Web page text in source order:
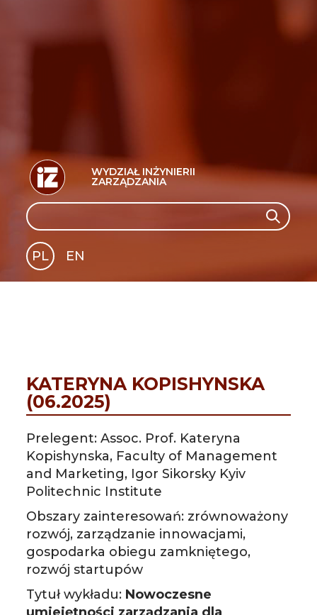
WYDZIAŁ INŻYNIERII
ZARZĄDZANIA
Search Search
PL
EN
KATERYNA KOPISHYNSKA
(06.2025)
Prelegent: Assoc. Prof. Kateryna
Kopishynska, Faculty of Management
and Marketing, Igor Sikorsky Kyiv
Politechnic Institute
Obszary zainteresowań: zrównoważony
rozwój, zarządzanie innowacjami,
gospodarka obiegu zamkniętego,
rozwój startupów
Tytuł wykładu: Nowoczesne
umiejętności zarządzania dla